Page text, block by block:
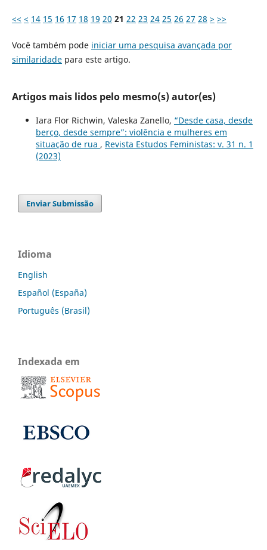
<< < 14 15 16 17 18 19 20 21 22 23 24 25 26 27 28 > >>
Você também pode iniciar uma pesquisa avançada por
similaridadepara este artigo.
Artigos mais lidos pelo mesmo(s) autor(es)
Iara Flor Richwin, Valeska Zanello, “Desde casa, desde
berço, desde sempre”: violência e mulheres em
situação de rua , Revista Estudos Feministas: v. 31 n. 1
(2023)
Enviar Submissão
Idioma
English
Español (España)
Português (Brasil)
Indexada em